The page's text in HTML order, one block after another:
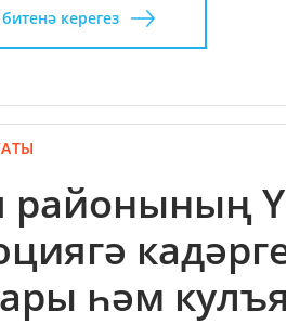
керегез
районының
һәм